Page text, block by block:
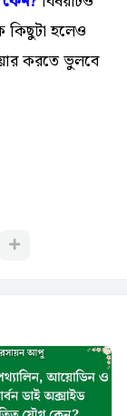
কিছুটা হলেও
করতে ভুলবে